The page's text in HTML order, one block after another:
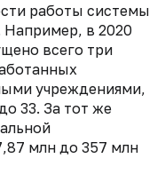
работы системы
Например, в 2020
всего три
учреждениями,
33. За тот же
млн до 357 млн